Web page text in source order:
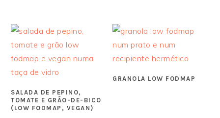
SALADA DE PEPINO,
TOMATE E GRÃO-DE-BICO
(LOW FODMAP, VEGAN)
GRANOLA LOW FODMAP